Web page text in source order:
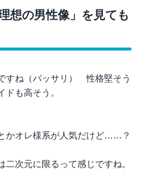
想の男性像」を見ても
すね（バッサリ） 性格堅そう
も高そう。
かオレ様系が人気だけど……？
次元に限るって感じですね。